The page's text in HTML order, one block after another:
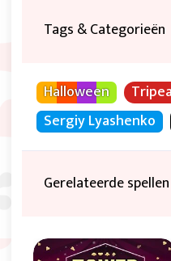
Tags & Categorieën
Halloween
Sergiy Lyashenko
Gerelateerde spellen